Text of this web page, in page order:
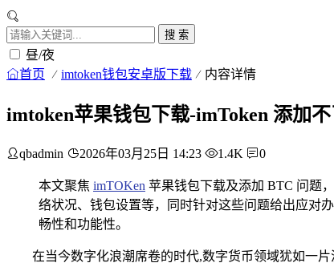
搜 索
昼/夜
首页 imtoken钱包安卓版下载 内容详情
imtoken苹果钱包下载-imToken 添加
qbadmin 2026年03月25日 14:23 1.4K 0
本文聚焦 imTOKen 苹果钱包下载及添加 BTC 问题
络状况、钱包设置等，同时针对这些问题给出应对
畅性和功能性。
在当今数字化浪潮席卷的时代,数字货币领域犹如一